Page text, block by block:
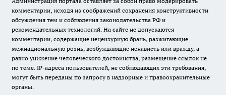
комментарии, исходя из соображений сохранения конструктивности
обсуждения тем и соблюдения законодательства РФ и
рекомендательных технологий. На сайте не допускаются
комментарии, содержащие нецензурную брань, разжигающие
межнациональную рознь, возбуждающие ненависть или вражду, а
равно унижение человеческого достоинства, размещение ссылок не
по теме. IP-адреса пользователей, не соблюдающих эти требования,
могут быть переданы по запросу в надзорные и правоохранительные
органы.